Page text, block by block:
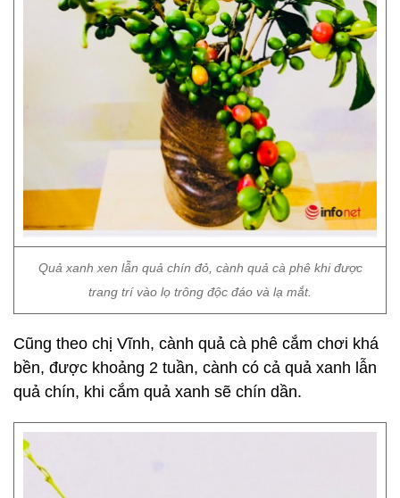
Quả xanh xen lẫn quả chín đỏ, cành quả cà phê khi được
trang trí vào lọ trông độc đáo và lạ mắt.
Cũng theo chị Vĩnh, cành quả cà phê cắm chơi khá
bền, được khoảng 2 tuần, cành có cả quả xanh lẫn
quả chín, khi cắm quả xanh sẽ chín dần.